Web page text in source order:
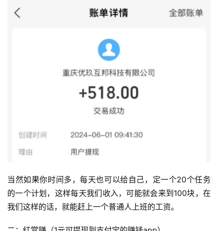
当然如果你时间多，每天也可以给自己，定一个20个任务
的一个计划，这样每天我们收入，可能就会来到100块，在
我们这样的话，就能赶上一个普通人上班的工资。